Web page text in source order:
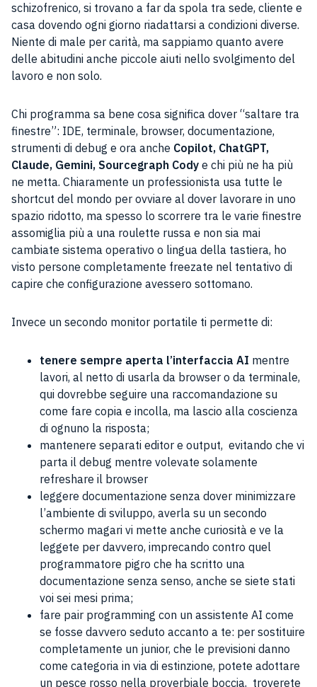
schizofrenico, si trovano a far da spola tra sede, cliente e
casa dovendo ogni giorno riadattarsi a condizioni diverse.
Niente di male per carità, ma sappiamo quanto avere
delle abitudini anche piccole aiuti nello svolgimento del
lavoro e non solo.
Chi programma sa bene cosa significa dover “saltare tra
finestre”: IDE, terminale, browser, documentazione,
strumenti di debug e ora anche Copilot, ChatGPT,
Claude, Gemini, Sourcegraph Cody e chi più ne ha più
ne metta. Chiaramente un professionista usa tutte le
shortcut del mondo per ovviare al dover lavorare in uno
spazio ridotto, ma spesso lo scorrere tra le varie finestre
assomiglia più a una roulette russa e non sia mai
cambiate sistema operativo o lingua della tastiera, ho
visto persone completamente freezate nel tentativo di
capire che configurazione avessero sottomano.
Invece un secondo monitor portatile ti permette di:
tenere sempre aperta l’interfaccia AI mentre
lavori, al netto di usarla da browser o da terminale,
qui dovrebbe seguire una raccomandazione su
come fare copia e incolla, ma lascio alla coscienza
di ognuno la risposta;
mantenere separati editor e output, evitando che vi
parta il debug mentre volevate solamente
refreshare il browser
leggere documentazione senza dover minimizzare
l’ambiente di sviluppo, averla su un secondo
schermo magari vi mette anche curiosità e ve la
leggete per davvero, imprecando contro quel
programmatore pigro che ha scritto una
documentazione senza senso, anche se siete stati
voi sei mesi prima;
fare pair programming con un assistente AI come
se fosse davvero seduto accanto a te: per sostituire
completamente un junior, che le previsioni danno
come categoria in via di estinzione, potete adottare
un pesce rosso nella proverbiale boccia, troverete